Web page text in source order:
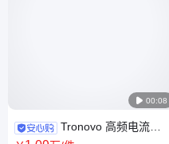
 00:08
Tronovo 高频电流探